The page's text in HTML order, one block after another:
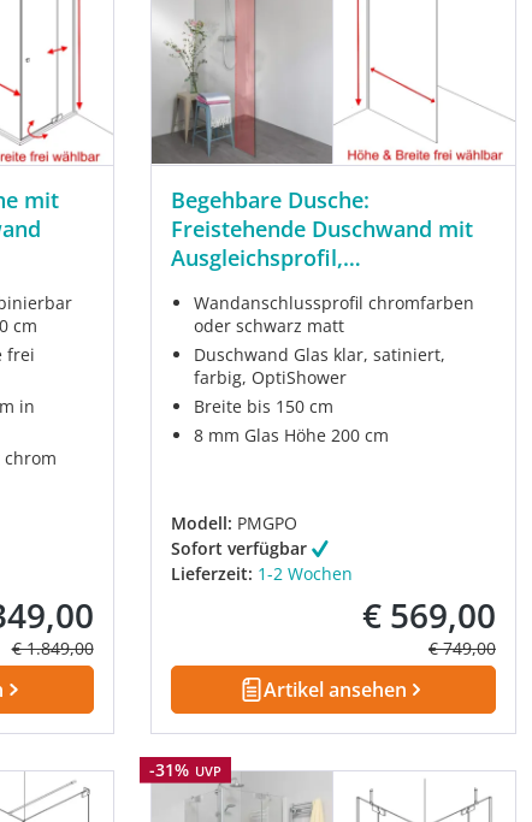
mit
cm
frei
in
chrom
Regulärer Preis:
€ 1.849,00
Begehbare Dusche:
Freistehende Duschwand mit
Ausgleichsprofil,
Wandanschlussprofil chromfarben
oder schwarz matt
Duschwand Glas klar, satiniert,
farbig, OptiShower
Breite bis 150 cm
8 mm Glas Höhe 200 cm
Modell: PMGPO
Sofort verfügbar
Lieferzeit: 1-2 Wochen
Verkaufspreis:
€ 569,00
Regulärer
€ 749,00
Artikel ansehen
Rabatt
-31% UVP